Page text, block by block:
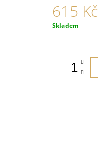
615 Kč
Měrná
Skladem